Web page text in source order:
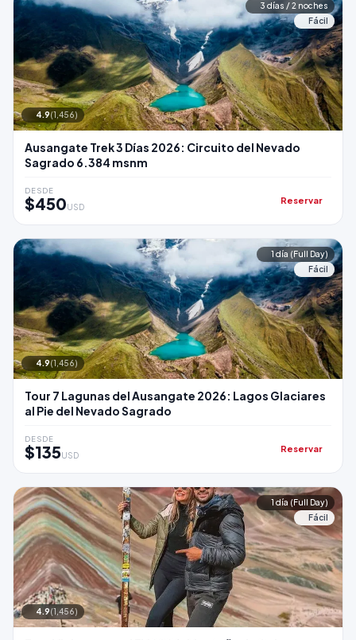
3 días / 2 noches
Fácil
4.9(1,456)
Ausangate Trek 3 Días 2026: Circuito del Nevado
Sagrado 6.384 msnm
DESDE
$450USD
Reservar
1 día (Full Day)
Fácil
4.9(1,456)
Tour 7 Lagunas del Ausangate 2026: Lagos Glaciares
al Pie del Nevado Sagrado
DESDE
$135USD
Reservar
1 día (Full Day)
Fácil
4.9(1,456)